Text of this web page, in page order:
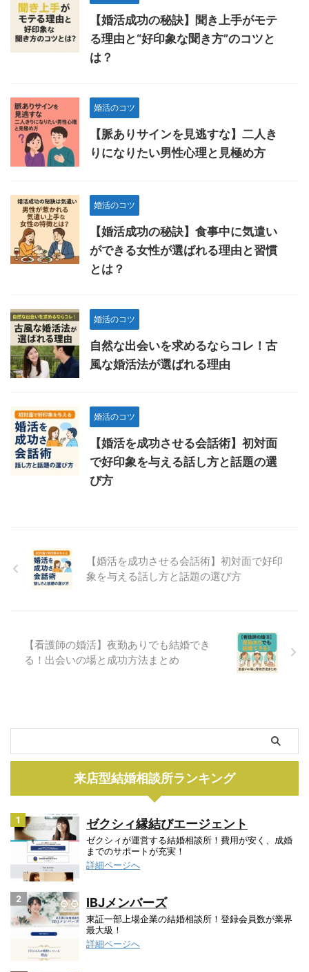
【婚活成功の秘訣】聞き上手がモテ
る理由と“好印象な聞き方”のコツと
は？
婚活のコツ
【脈ありサインを見逃すな】二人き
りになりたい男性心理と見極め方
婚活のコツ
【婚活成功の秘訣】食事中に気遣い
ができる女性が選ばれる理由と習慣
とは？
婚活のコツ
自然な出会いを求めるならコレ！古
風な婚活法が選ばれる理由
婚活のコツ
【婚活を成功させる会話術】初対面
で好印象を与える話し方と話題の選
び方
【婚活を成功させる会話術】初対面で好印
象を与える話し方と話題の選び方
【看護師の婚活】夜勤ありでも結婚でき
る！出会いの場と成功方法まとめ
来店型結婚相談所ランキング
1 ゼクシィ縁結びエージェント
ゼクシィが運営する結婚相談所！費用が安く、成婚
までのサポートが充実！
詳細ページへ
2 IBJメンバーズ
東証一部上場企業の結婚相談所！登録会員数が業界
最大級！
詳細ページへ